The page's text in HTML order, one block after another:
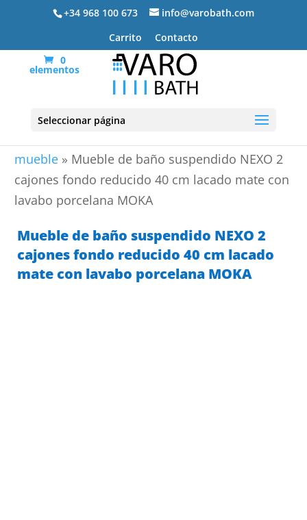
+34 968 100 673
info@varobath.com
Carrito
Contacto
0
elementos
Seleccionar página
mueble » Mueble de baño suspendido NEXO 2
cajones fondo reducido 40 cm lacado mate con
lavabo porcelana MOKA
Mueble de baño suspendido NEXO 2
cajones fondo reducido 40 cm lacado
mate con lavabo porcelana MOKA